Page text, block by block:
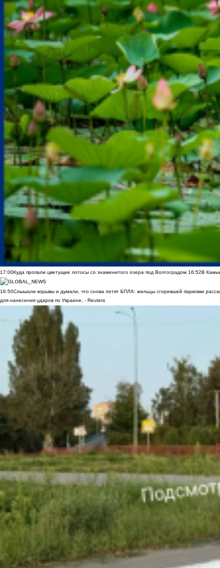
17:00Куда пропали цветущие лотосы со знаменитого озера под Волгоградом 16:52В
16:50Слышали взрывы и думали, что снова летят БПЛА: жильцы сгоревшей парковки
для нанесения ударов по Украине, - Reuters